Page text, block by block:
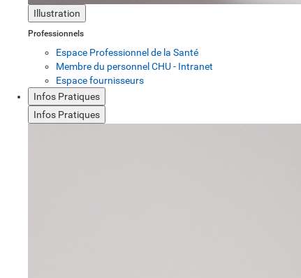
Illustration
Professionnels
Espace Professionnel de la Santé
Membre du personnel CHU - Intranet
Espace fournisseurs
Infos Pratiques
Infos Pratiques